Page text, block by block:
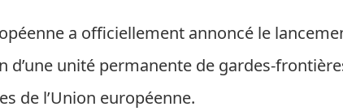
a officiellement annoncé le
d’une unité permanente de gardes-
de l’Union européenne.